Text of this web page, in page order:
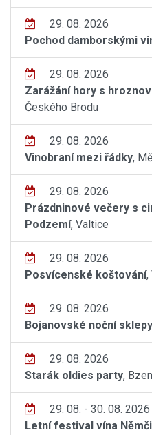
29. 08. 2026
Pochod damborskými
29. 08. 2026
Zarážání hory s
Českého Brodu
29. 08. 2026
Vinobraní mezi řádky,
29. 08. 2026
Prázdninové večery s
Podzemí, Valtice
29. 08. 2026
Posvícenské koštování,
29. 08. 2026
Bojanovské noční sklepy
29. 08. 2026
Starák oldies party,
29. 08. - 30. 08. 2026
Letní festival vína